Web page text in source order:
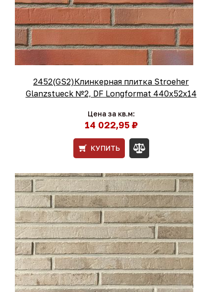
2452(GS2)Клинкерная плитка Stroeher
Glanzstueck №2, DF Longformat 440х52х14
Цена за кв.м:
14 022,95 ₽
КУПИТЬ